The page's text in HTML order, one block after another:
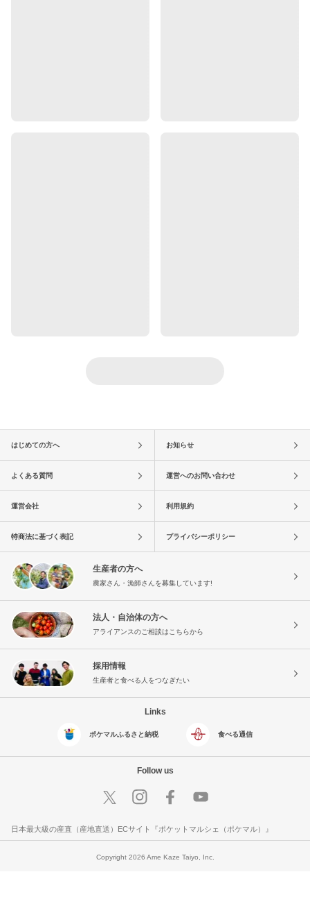
はじめての方へ お知らせ
よくある質問 運営へのお問い合わせ
運営会社 利用規約
特商法に基づく表記 プライバシーポリシー
生産者の方へ
農家さん・漁師さんを募集しています!
法人・自治体の方へ
アライアンスのご相談はこちらから
採用情報
生産者と食べる人をつなぎたい
Links
ポケマルふるさと納税 食べる通信
Follow us
日本最大級の産直（産地直送）ECサイト『ポケットマルシェ（ポケマル）』
Copyright 2026 Ame Kaze Taiyo, Inc.